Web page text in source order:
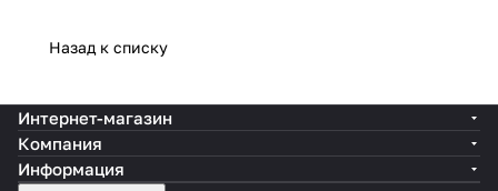
Назад к списку
Интернет-магазин
Компания
Информация